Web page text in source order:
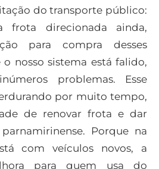
do transporte público:
frota direcionada ainda,
para compra desses
nosso sistema está falido,
problemas. Esse
por muito tempo,
de renovar frota e dar
Porque na
com veículos novos, a
para quem usa do